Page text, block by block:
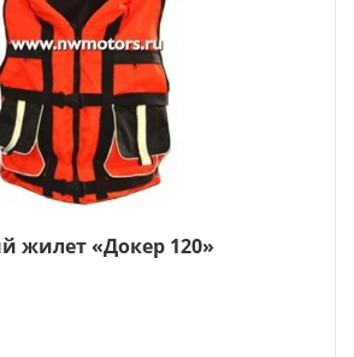
жилет «Докер 120»